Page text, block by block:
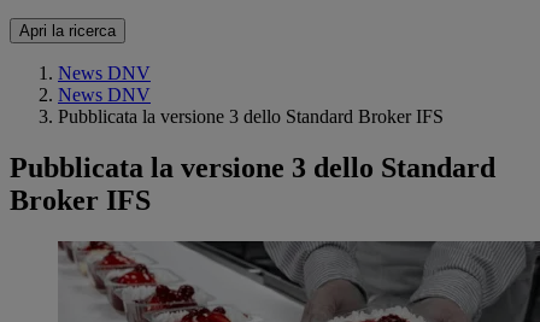
Apri la ricerca
News DNV
News DNV
Pubblicata la versione 3 dello Standard Broker IFS
Pubblicata la versione 3 dello Standard
Broker IFS